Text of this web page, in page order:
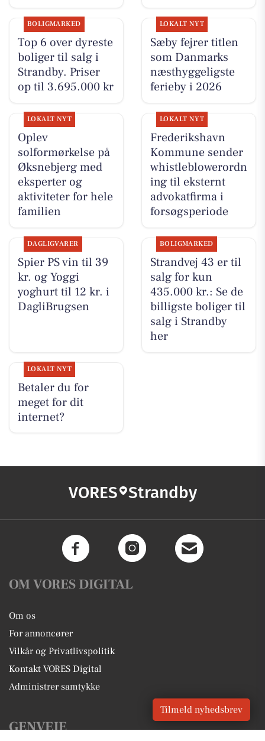
BOLIGMARKED
Top 6 over dyreste
boliger til salg i
Strandby. Priser
op til 3.695.000 kr
LOKALT NYT
Sæby fejrer titlen
som Danmarks
næsthyggeligste
ferieby i 2026
LOKALT NYT
Oplev
solformørkelse på
Øksnebjerg med
eksperter og
aktiviteter for hele
familien
LOKALT NYT
Frederikshavn
Kommune sender
whistleblowerordn
ing til eksternt
advokatfirma i
forsøgsperiode
DAGLIGVARER
Spier PS vin til 39
kr. og Yoggi
yoghurt til 12 kr. i
DagliBrugsen
BOLIGMARKED
Strandvej 43 er til
salg for kun
435.000 kr.: Se de
billigste boliger til
salg i Strandby
her
LOKALT NYT
Betaler du for
meget for dit
internet?
VORES Strandby
OM VORES DIGITAL
Om os
For annoncører
Vilkår og Privatlivspolitik
Kontakt VORES Digital
Administrer samtykke
GENVEJE
Tilmeld nyhedsbrev